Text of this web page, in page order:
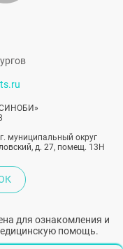
муниципальный округ
д. 27, помещ. 13Н
для ознакомления и
помощь.